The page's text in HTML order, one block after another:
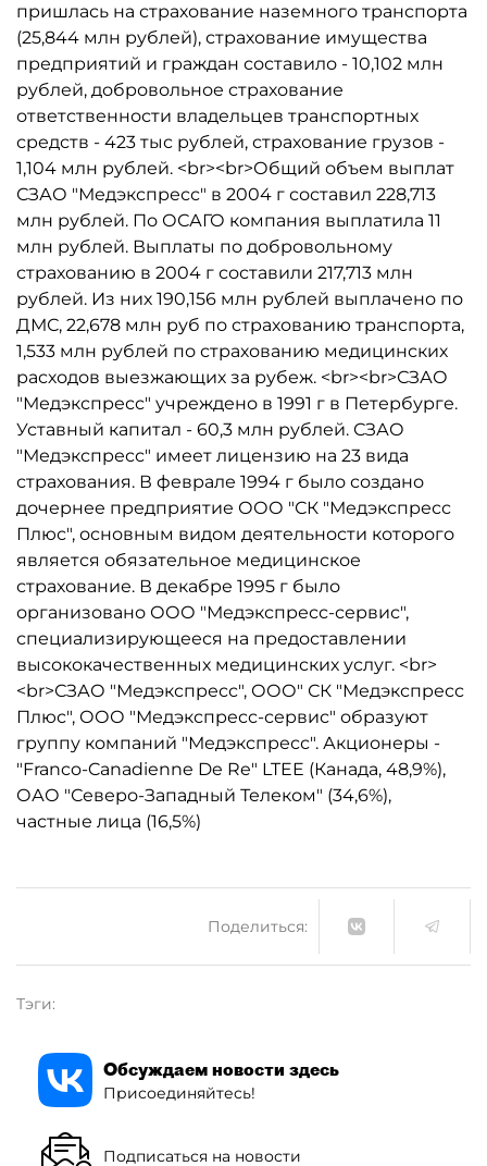
пришлась на страхование наземного транспорта
(25,844 млн рублей), страхование имущества
предприятий и граждан составило - 10,102 млн
рублей, добровольное страхование
ответственности владельцев транспортных
средств - 423 тыс рублей, страхование грузов -
1,104 млн рублей. <br><br>Общий объем выплат
СЗАО "Медэкспресс" в 2004 г составил 228,713
млн рублей. По ОСАГО компания выплатила 11
млн рублей. Выплаты по добровольному
страхованию в 2004 г составили 217,713 млн
рублей. Из них 190,156 млн рублей выплачено по
ДМС, 22,678 млн руб по страхованию транспорта,
1,533 млн рублей по страхованию медицинских
расходов выезжающих за рубеж. <br><br>СЗАО
"Медэкспресс" учреждено в 1991 г в Петербурге.
Уставный капитал - 60,3 млн рублей. СЗАО
"Медэкспресс" имеет лицензию на 23 вида
страхования. В феврале 1994 г было создано
дочернее предприятие ООО "СК "Медэкспресс
Плюс", основным видом деятельности которого
является обязательное медицинское
страхование. В декабре 1995 г было
организовано ООО "Медэкспресс-сервис",
специализирующееся на предоставлении
высококачественных медицинских услуг. <br>
<br>СЗАО "Медэкспресс", ООО" СК "Медэкспресс
Плюс", ООО "Медэкспресс-сервис" образуют
группу компаний "Медэкспресс". Акционеры -
"Franco-Canadienne De Re" LTEE (Канада, 48,9%),
ОАО "Северо-Западный Телеком" (34,6%),
частные лица (16,5%)
Поделиться:
Тэги:
Обсуждаем новости здесь
Присоединяйтесь!
Подписаться на новости